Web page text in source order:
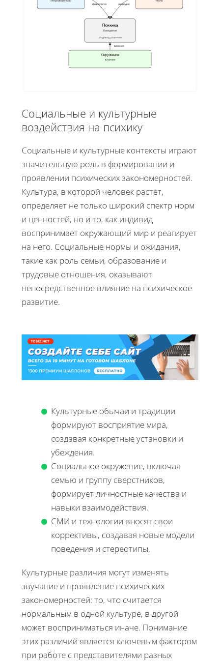
Психика
Поведение
Окружение
влияние
физиология наследие
влияние
Индивид. различия
Социальные и культурные
воздействия на психику
Социальные и культурные контексты играют
значительную роль в формировании и
проявлении психических закономерностей.
Культура, в которой человек растет,
определяет не только широкий спектр норм
и ценностей, но и то, как индивид
воспринимает окружающий мир и реагирует
на него. Социальные нормы и ожидания,
такие как роль семьи, образование и
трудовые отношения, оказывают
непосредственное влияние на психическое
развитие.
Культурные обычаи и традиции
формируют восприятие мира,
создавая конкретные установки и
убеждения.
Социальное окружение, включая
семью и группу сверстников,
формирует личностные качества и
навыки взаимодействия.
СМИ и технологии вносят свои
коррективы, создавая новые модели
поведения и стереотипы.
Культурные различия могут изменять
звучание и проявление психических
закономерностей: то, что считается
нормальным в одной культуре, в другой
может восприниматься иначе. Понимание
этих различий является ключевым фактором
при работе с представителями разных